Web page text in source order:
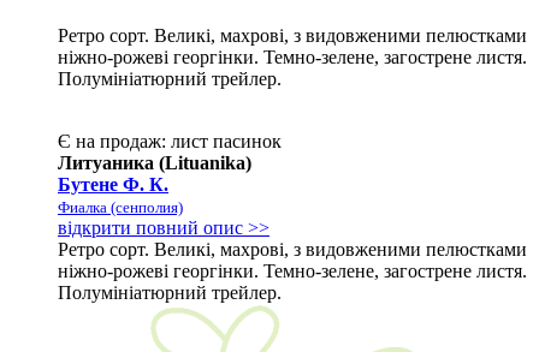
Ретро сорт. Великі, махрові, з видовженими пелюстками
ніжно-рожеві георгінки. Темно-зелене, загострене листя.
Полумініатюрний трейлер.
Є на продаж: лист пасинок
Литуаника (Lituanika)
Бутене Ф. К.
Фиалка (сенполия)
відкрити повний опис >>
Ретро сорт. Великі, махрові, з видовженими пелюстками
ніжно-рожеві георгінки. Темно-зелене, загострене листя.
Полумініатюрний трейлер.